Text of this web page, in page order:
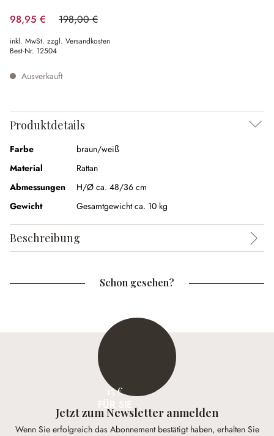
98,95 € 198,00 €
(50.03% gespart)
inkl. MwSt. zzgl. Versandkosten
Best-Nr. 12504
Ausverkauft
Produktdetails
Farbe
braun/weiß
Material
Rattan
Abmessungen
H/Ø ca. 48/36 cm
Gewicht
Gesamtgewicht ca. 10 kg
Beschreibung
Schon gesehen?
15 €
Jetzt zum Newsletter anmelden
Wenn Sie erfolgreich das Abonnement bestätigt haben, erhalten Sie